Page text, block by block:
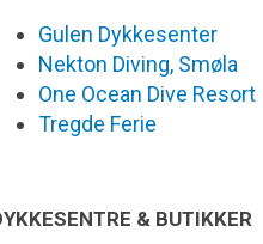
Gulen Dykkesenter
Nekton Diving, Smøla
One Ocean Dive Resort
Tregde Ferie
& BUTIKKER